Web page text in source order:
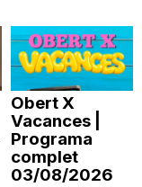
Obert X
Vacances |
Programa
complet
03/08/2026